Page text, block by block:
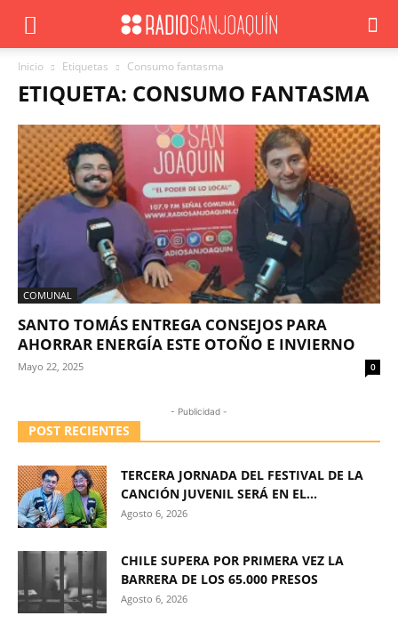
Inicio Etiquetas Consumo fantasma
ETIQUETA: CONSUMO FANTASMA
COMUNAL
SANTO TOMÁS ENTREGA CONSEJOS PARA
AHORRAR ENERGÍA ESTE OTOÑO E INVIERNO
Mayo 22, 2025 0
- Publicidad -
POST RECIENTES
TERCERA JORNADA DEL FESTIVAL DE LA
CANCIÓN JUVENIL SERÁ EN EL...
Agosto 6, 2026
CHILE SUPERA POR PRIMERA VEZ LA
BARRERA DE LOS 65.000 PRESOS
Agosto 6, 2026